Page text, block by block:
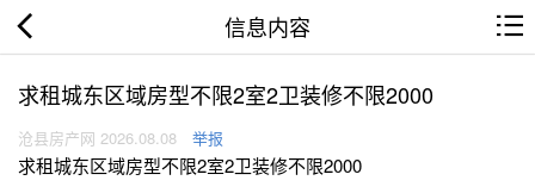
信息内容
求租城东区域房型不限2室2卫装修不限2000
沧县房产网 2026.08.08 举报
求租城东区域房型不限2室2卫装修不限2000